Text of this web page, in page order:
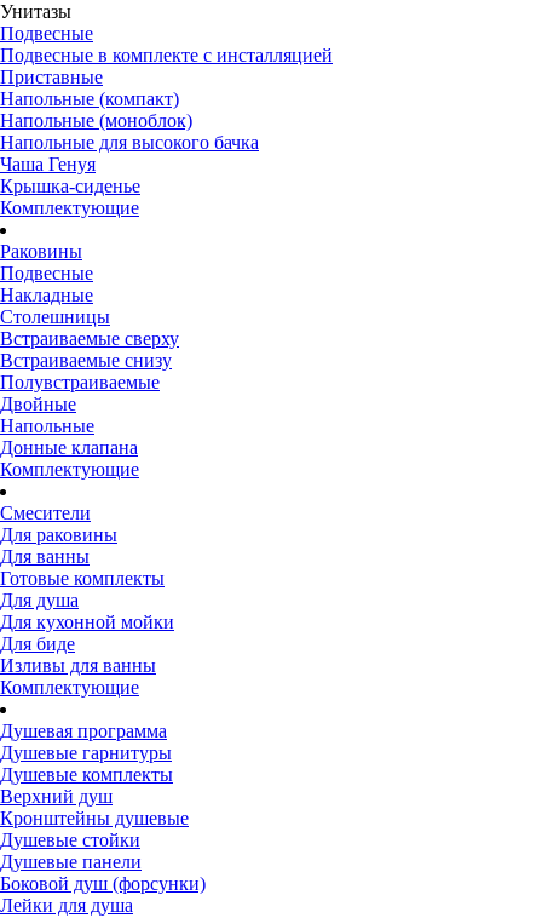
Унитазы
Подвесные
Подвесные в комплекте с инсталляцией
Приставные
Напольные (компакт)
Напольные (моноблок)
Напольные для высокого бачка
Чаша Генуя
Крышка-сиденье
Комплектующие
Раковины
Подвесные
Накладные
Столешницы
Встраиваемые сверху
Встраиваемые снизу
Полувстраиваемые
Двойные
Напольные
Донные клапана
Комплектующие
Смесители
Для раковины
Для ванны
Готовые комплекты
Для душа
Для кухонной мойки
Для биде
Изливы для ванны
Комплектующие
Душевая программа
Душевые гарнитуры
Душевые комплекты
Верхний душ
Кронштейны душевые
Душевые стойки
Душевые панели
Боковой душ (форсунки)
Лейки для душа